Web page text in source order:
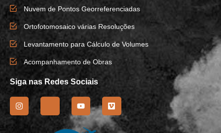
Nuvem de Pontos Georreferenciadas
Ortofotomosaico várias Resoluções
Levantamento para Cálculo de Volumes
Acompanhamento de Obras
Siga nas Redes Sociais